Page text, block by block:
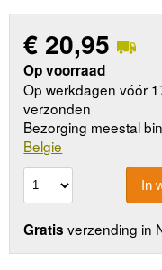
€ 20,95
Op voorraad
Op werkdagen vóór
verzonden
Bezorging meestal
Belgie
In
Gratis verzending in